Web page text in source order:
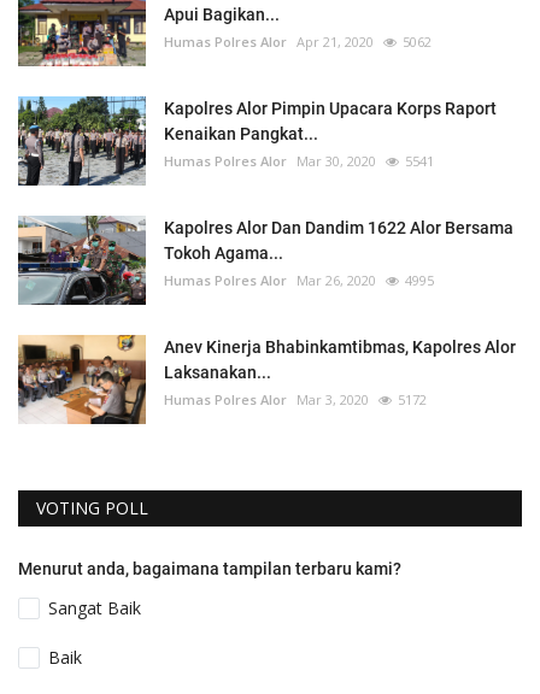
Apui Bagikan...
Humas Polres Alor Apr 21, 2020 5062
Kapolres Alor Pimpin Upacara Korps Raport
Kenaikan Pangkat...
Humas Polres Alor Mar 30, 2020 5541
Kapolres Alor Dan Dandim 1622 Alor Bersama
Tokoh Agama...
Humas Polres Alor Mar 26, 2020 4995
Anev Kinerja Bhabinkamtibmas, Kapolres Alor
Laksanakan...
Humas Polres Alor Mar 3, 2020 5172
VOTING POLL
Menurut anda, bagaimana tampilan terbaru kami?
Sangat Baik
Baik